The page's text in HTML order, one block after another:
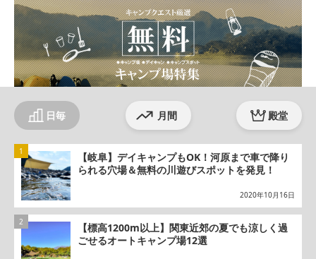
日毎 月間 殿堂
【岐阜】デイキャンプもOK！河原まで車で降り
られる穴場＆無料の川遊びスポットを発見！
2020年10月16日
【標高1200m以上】関東近郊の夏でも涼しく過
ごせるオートキャンプ場12選